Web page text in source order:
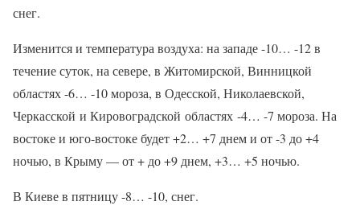
снег.
Изменится и температура воздуха: на западе -10… -12 в
течение суток, на севере, в Житомирской, Винницкой
областях -6… -10 мороза, в Одесской, Николаевской,
Черкасской и Кировоградской областях -4… -7 мороза. На
востоке и юго-востоке будет +2… +7 днем и от -3 до +4
ночью, в Крыму — от + до +9 днем, +3… +5 ночью.
В Киеве в пятницу -8… -10, снег.